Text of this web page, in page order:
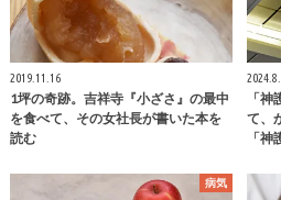
2019.11.16
1坪の奇跡。吉祥寺『小ざさ』の最中
を食べて、その女社長が書いた本を
読む
「
て、
「
病気